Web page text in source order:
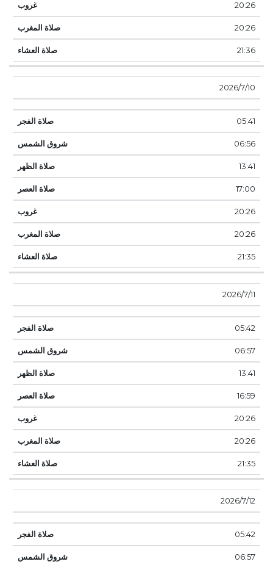
20:26
20:26
21:36
10‏‏/7‏‏/2026
05:41
06:56
13:41
17:00
20:26
20:26
21:35
11‏‏/7‏‏/2026
05:42
06:57
13:41
16:59
20:26
20:26
21:35
12‏‏/7‏‏/2026
05:42
06:57